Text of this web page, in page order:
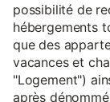
possibilité de
hébergements
que des
vacances et
"Logement")
après